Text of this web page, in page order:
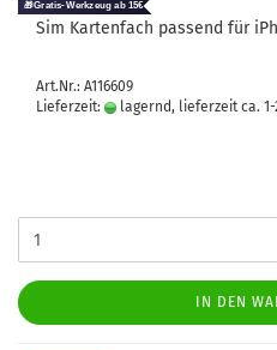
Sim Kar­ten­fach pas­send für
Art.Nr.: A116609
Lieferzeit:
lagernd, lieferzeit ca. 1-
IN DEN